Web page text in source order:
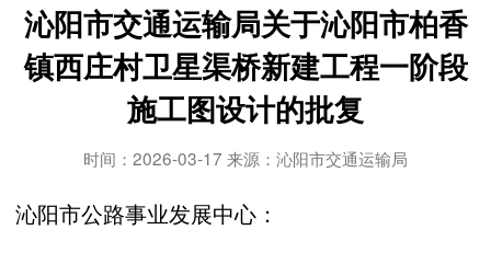
沁阳市交通运输局关于沁阳市柏香
镇西庄村卫星渠桥新建工程一阶段
施工图设计的批复
时间：2026-03-17 来源：沁阳市交通运输局
沁阳市公路事业发展中心：